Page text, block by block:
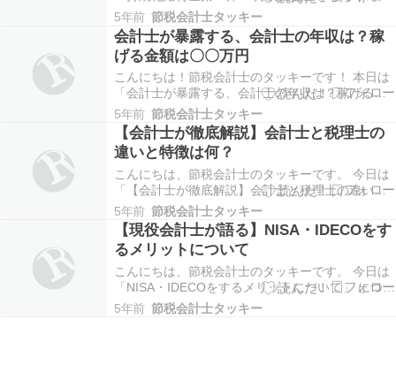
必要な書類、売上台帳の記入方法 について詳しく
解説します。 ２０２１年の４月末に、経済産業省
から、 月次支援金の概要、正式には 「緊急事態措
置又はまん延防止等重点措置の 影響緩和に係る
月…
5年前 節税会計士タッキー
会計士が暴露する、会計士の年収は？稼
げる金額は〇〇万円
こんにちは！節税会計士のタッキーです！ 本日は
「会計士が暴露する、会計士の年収は？稼げる金
額は〇〇万円」 についてお話したいと思います。
公認会計士試験、 受かるのが難しいってことは何
となく知っているけど、 実際に受かった後ってど
うなの？ 難しい試験を突破する価値はあるの？ 受
か…
5年前 節税会計士タッキー
【会計士が徹底解説】会計士と税理士の
違いと特徴は何？
こんにちは、節税会計士のタッキーです。 今日は
「【会計士が徹底解説】会計士と税理士の違いと
特徴は何？」 についてお話します。 会計系の最難
関の資格とされている、 公認会計士と税理士の資
格。 今どちらの試験を受けようか悩んでいる方は
「どちらの方が自分に向いているか？」 気にな
り…
5年前 節税会計士タッキー
【現役会計士が語る】NISA・IDECOをす
るメリットについて
こんにちは、節税会計士のタッキーです。 今日は
「NISA・IDECOをするメリットについて」 につい
てお話します。 NISAやiDeCoって聞いたことある
けど、良くわからない。 制度は知っているけど、
5年前 節税会計士タッキー